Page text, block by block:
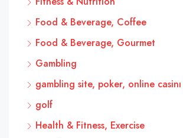
Food & Beverage, Coffee
Food & Beverage, Gourmet
Gambling
gambling site, poker, online casinı
golf
Health & Fitness, Exercise